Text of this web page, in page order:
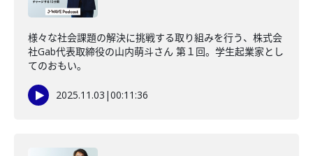
様々な社会課題の解決に挑戦する取り組みを行う、株式会
社Gab代表取締役の山内萌斗さん 第１回。学生起業家とし
てのおもい。
2025.11.03 |00:11:36